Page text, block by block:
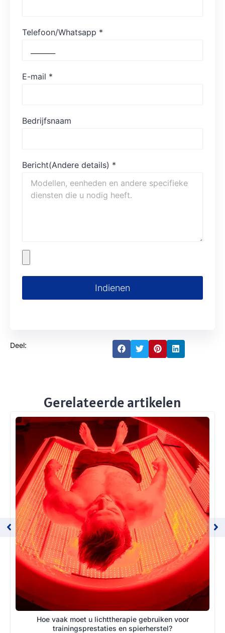
Telefoon/Whatsapp *
E-mail *
Bedrijfsnaam
Bericht(Andere details) *
Indienen
Deel:
Gerelateerde artikelen
Hoe vaak moet u lichttherapie gebruiken voor
trainingsprestaties en spierherstel?